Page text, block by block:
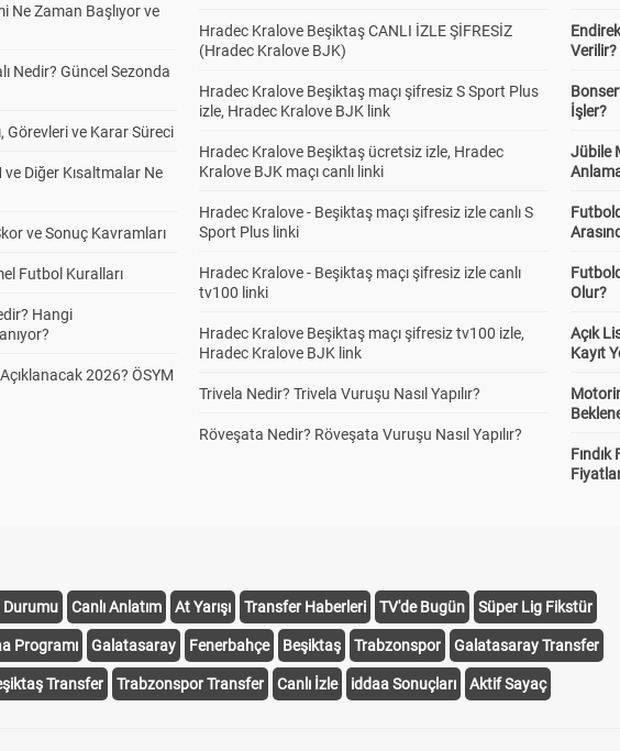
Ne Zaman Başlıyor ve
Nedir? Güncel Sezonda
Görevleri ve Karar Süreci
Diğer Kısaltmalar Ne
ve Sonuç Kavramları
Futbol Kuralları
Hangi
2026? ÖSYM
Hradec Kralove Beşiktaş CANLI İZLE ŞİFRESİZ
(Hradec Kralove BJK)
Hradec Kralove Beşiktaş maçı şifresiz S Sport Plus
izle, Hradec Kralove BJK link
Hradec Kralove Beşiktaş ücretsiz izle, Hradec
Kralove BJK maçı canlı linki
Hradec Kralove - Beşiktaş maçı şifresiz izle canlı S
Sport Plus linki
Hradec Kralove - Beşiktaş maçı şifresiz izle canlı
tv100 linki
Hradec Kralove Beşiktaş maçı şifresiz tv100 izle,
Hradec Kralove BJK link
Trivela Nedir? Trivela Vuruşu Nasıl Yapılır?
Röveşata Nedir? Röveşata Vuruşu Nasıl Yapılır?
Verilir?
İşler?
Jübile
Olur?
Açık
Kayıt
Fındık
Durumu Canlı Anlatım At Yarışı Transfer Haberleri TV'de Bugün Süper Lig Fikstür
Programı Galatasaray Fenerbahçe Beşiktaş Trabzonspor Galatasaray Transfer
Transfer Trabzonspor Transfer Canlı İzle iddaa Sonuçları Aktif Sayaç